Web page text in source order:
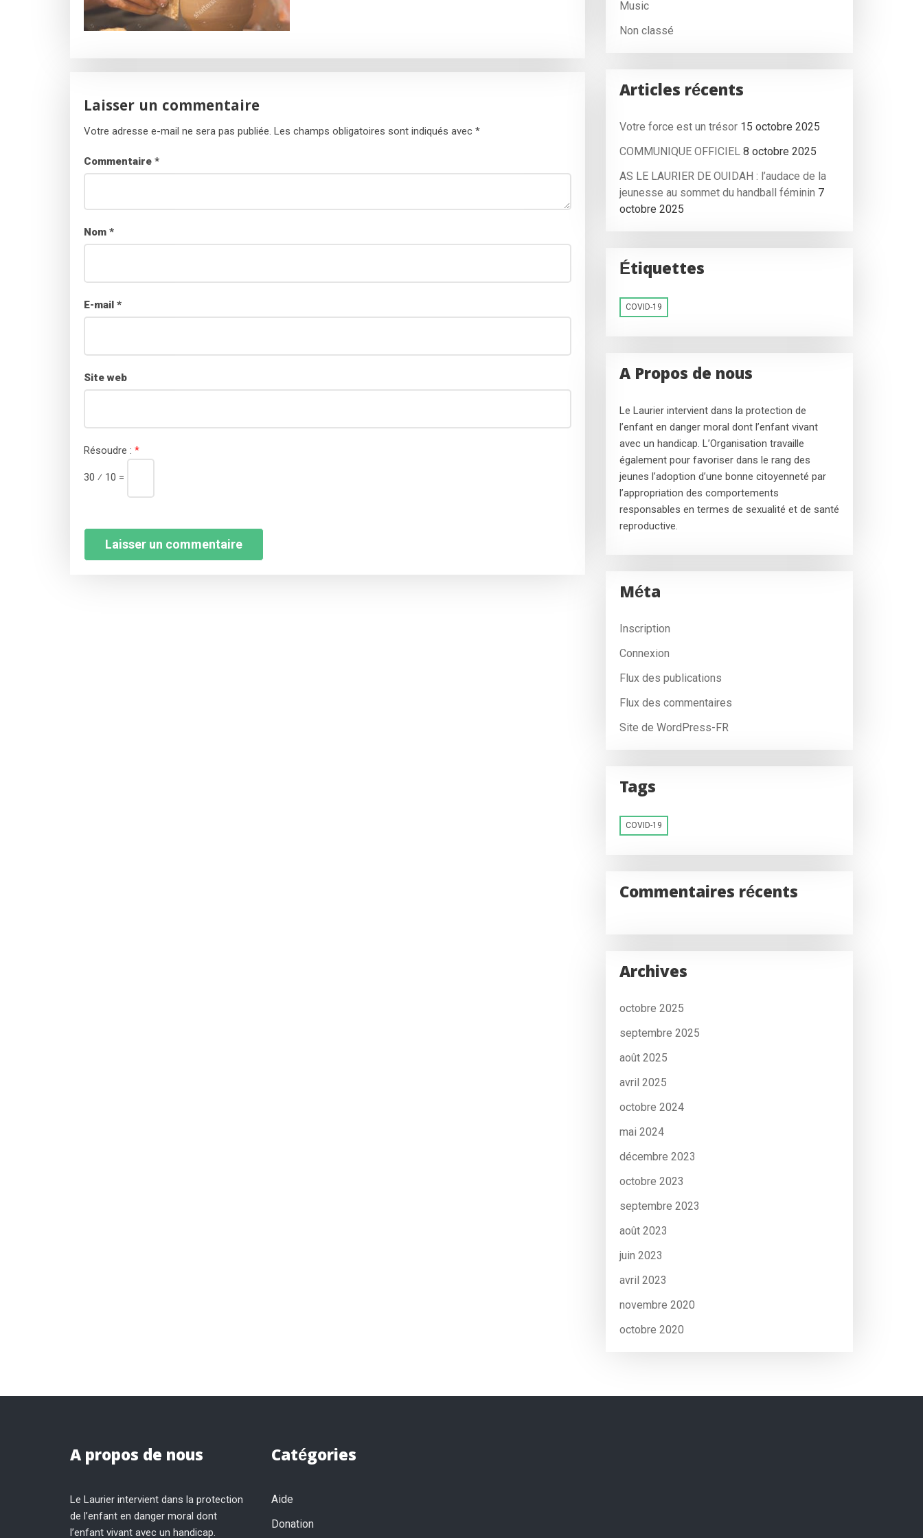
Laisser un commentaire
Votre adresse e-mail ne sera pas publiée. Les champs obligatoires sont indiqués avec *
Commentaire *
Nom *
E-mail *
Site web
Résoudre : *
30 ⁄ 10 =
Music
Non classé
Articles récents
Votre force est un trésor 15 octobre 2025
COMMUNIQUE OFFICIEL 8 octobre 2025
AS LE LAURIER DE OUIDAH : l’audace de la
jeunesse au sommet du handball féminin 7
octobre 2025
Étiquettes
COVID-19
A Propos de nous
Le Laurier intervient dans la protection de
l’enfant en danger moral dont l’enfant vivant
avec un handicap. L’Organisation travaille
également pour favoriser dans le rang des
jeunes l’adoption d’une bonne citoyenneté par
l’appropriation des comportements
responsables en termes de sexualité et de santé
reproductive.
Méta
Inscription
Connexion
Flux des publications
Flux des commentaires
Site de WordPress-FR
Tags
COVID-19
Commentaires récents
Archives
octobre 2025
septembre 2025
août 2025
avril 2025
octobre 2024
mai 2024
décembre 2023
octobre 2023
septembre 2023
août 2023
juin 2023
avril 2023
novembre 2020
octobre 2020
A propos de nous
Le Laurier intervient dans la protection
de l’enfant en danger moral dont
l’enfant vivant avec un handicap.
Catégories
Aide
Donation